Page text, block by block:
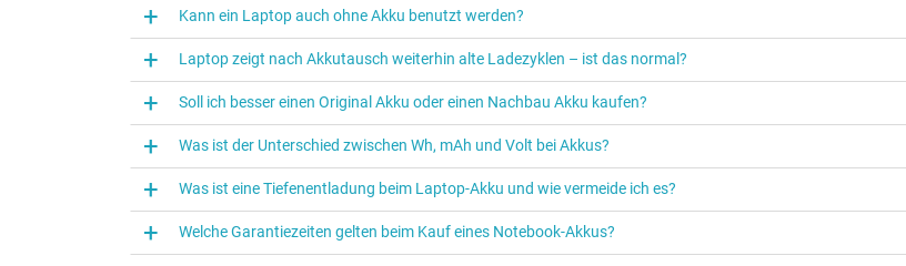
Kann ein Laptop auch ohne Akku benutzt werden?
Laptop zeigt nach Akkutausch weiterhin alte Ladezyklen – ist das normal?
Soll ich besser einen Original Akku oder einen Nachbau Akku kaufen?
Was ist der Unterschied zwischen Wh, mAh und Volt bei Akkus?
Was ist eine Tiefenentladung beim Laptop‑Akku und wie vermeide ich es?
Welche Garantiezeiten gelten beim Kauf eines Notebook-Akkus?